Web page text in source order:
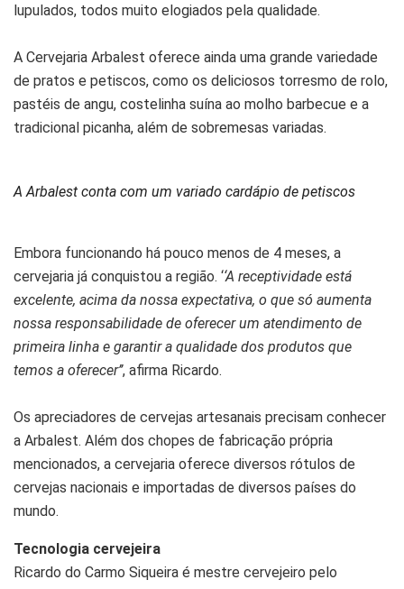
lupulados, todos muito elogiados pela qualidade.
A Cervejaria Arbalest oferece ainda uma grande variedade
de pratos e petiscos, como os deliciosos torresmo de rolo,
pastéis de angu, costelinha suína ao molho barbecue e a
tradicional picanha, além de sobremesas variadas.
A Arbalest conta com um variado cardápio de petiscos
Embora funcionando há pouco menos de 4 meses, a
cervejaria já conquistou a região. ‘‘A receptividade está
excelente, acima da nossa expectativa, o que só aumenta
nossa responsabilidade de oferecer um atendimento de
primeira linha e garantir a qualidade dos produtos que
temos a oferecer’’, afirma Ricardo.
Os apreciadores de cervejas artesanais precisam conhecer
a Arbalest. Além dos chopes de fabricação própria
mencionados, a cervejaria oferece diversos rótulos de
cervejas nacionais e importadas de diversos países do
mundo.
Tecnologia cervejeira
Ricardo do Carmo Siqueira é mestre cervejeiro pelo